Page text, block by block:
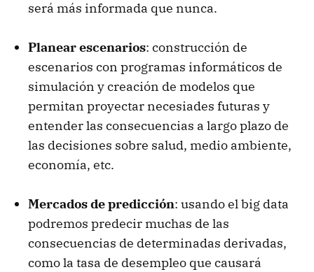
será más informada que nunca.
Planear escenarios: construcción de
escenarios con programas informáticos de
simulación y creación de modelos que
permitan proyectar necesiades futuras y
entender las consecuencias a largo plazo de
las decisiones sobre salud, medio ambiente,
economía, etc.
Mercados de predicción: usando el big data
podremos predecir muchas de las
consecuencias de determinadas derivadas,
como la tasa de desempleo que causará